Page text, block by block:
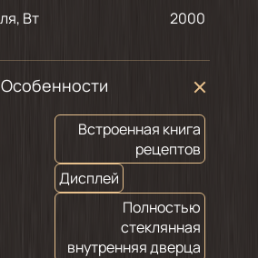
Вт
2000
Особенности
Встроенная книга
рецептов
Дисплей
Полностью
стеклянная
внутренняя дверца